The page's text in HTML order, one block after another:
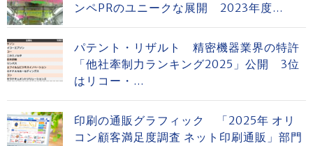
ンペPRのユニークな展開 2023年度...
パテント・リザルト 精密機器業界の特許
「他社牽制力ランキング2025」公開 3位
はリコー・...
印刷の通販グラフィック 「2025年 オリ
コン顧客満足度調査 ネット印刷通販」部門